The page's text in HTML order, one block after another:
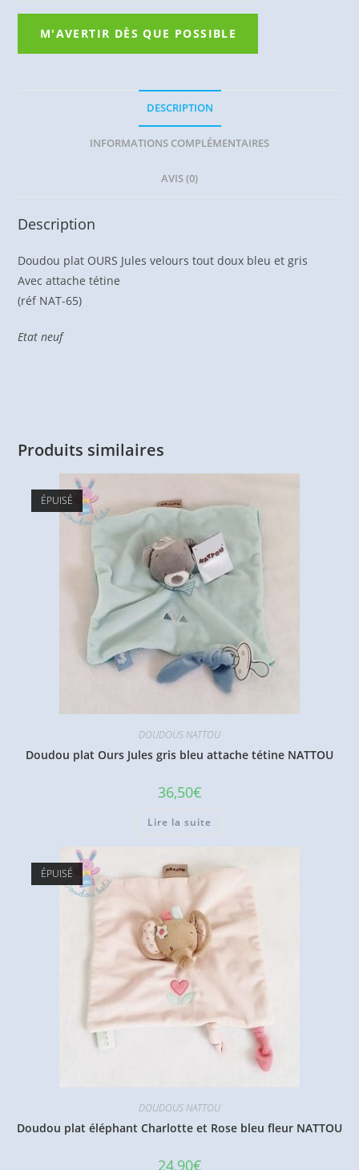
DESCRIPTION
INFORMATIONS COMPLÉMENTAIRES
AVIS (0)
Description
Doudou plat OURS Jules velours tout doux bleu et gris
Avec attache tétine
(réf NAT-65)
Etat neuf
Produits similaires
ÉPUISÉ
DOUDOUS NATTOU
Doudou plat Ours Jules gris bleu attache tétine NATTOU
36,50€
Lire la suite
ÉPUISÉ
DOUDOUS NATTOU
Doudou plat éléphant Charlotte et Rose bleu fleur NATTOU
24,90€